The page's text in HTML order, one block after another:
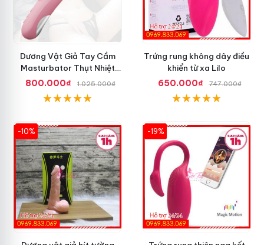
Dương Vật Giả Tay Cầm
Masturbator Thụt Nhiệt
Liếm Rung
800.000₫ 1.025.000₫
Trứng rung không dây điều
khiển từ xa Lilo
650.000₫
747.000₫
-10% -19%